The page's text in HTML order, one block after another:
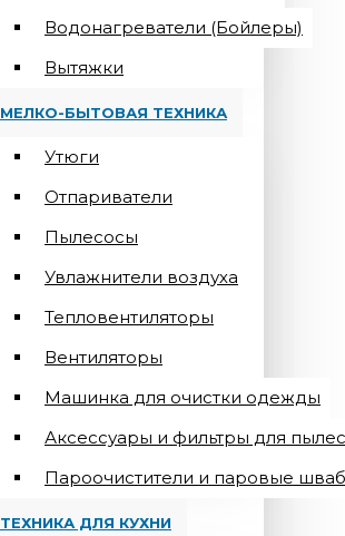
Водонагреватели (Бойлеры)
Вытяжки
МЕЛКО-БЫТОВАЯ ТЕХНИКА
Утюги
Отпариватели
Пылесосы
Увлажнители воздуха
Тепловентиляторы
Вентиляторы
Машинка для очистки одежды
Аксессуары и фильтры для
Пароочистители и паровые
ТЕХНИКА ДЛЯ КУХНИ